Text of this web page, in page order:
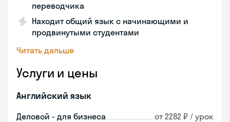
переводчика
Находит общий язык с начинающими и
продвинутыми студентами
Читать дальше
Услуги и цены
Английский язык
Деловой - для бизнеса от 2282 ₽ / урок